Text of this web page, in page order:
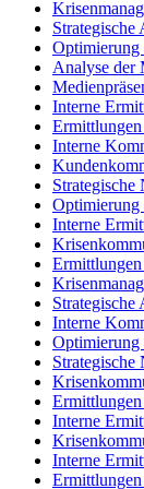
Optimierung
Analyse der
Interne
Ermittlungen
Interne
Strategische
Optimierung
Interne
Ermittlungen
Strategische
Interne
Optimierung
Strategische
Ermittlungen
Interne
Interne